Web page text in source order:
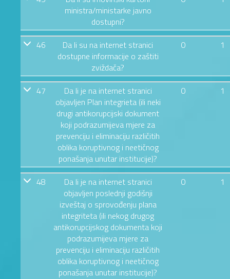
ministra/ministarke javno
dostupni?
46
Da li su na internet stranici
dostupne informacije o zaštiti
zviždača?
0 1
47
Da li je na internet stranici
objavljen Plan integrieta (ili neki
drugi antikorupcijski dokument
koji podrazumijeva mjere za
prevenciju i eliminaciju različitih
oblika koruptivnog i neetičnog
ponašanja unutar institucije)?
0 1
48
Da li je na internet stranici
objavljen poslednji godišnji
izveštaj o sprovođenju plana
integriteta (ili nekog drugog
antikorupcijskog dokumenta koji
podrazumijeva mjere za
prevenciju i eliminaciju različitih
oblika koruptivnog i neetičnog
ponašanja unutar institucije)?
0 1